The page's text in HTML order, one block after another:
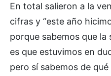
En total salieron a la
cifras y “este año
porque sabemos que
es que estuvimos en
pero sí sabemos de